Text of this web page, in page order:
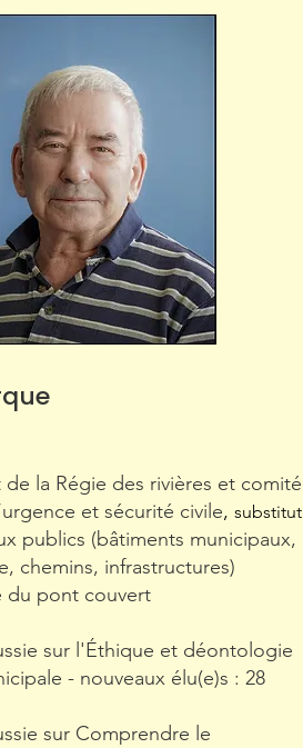
de la Régie des rivières et comité
et sécurité civile, substitut
publics (bâtiments municipaux,
chemins, infrastructures)
du pont couvert
sur l'Éthique et déontologie
- nouveaux élu(e)s : 28
sur Comprendre le